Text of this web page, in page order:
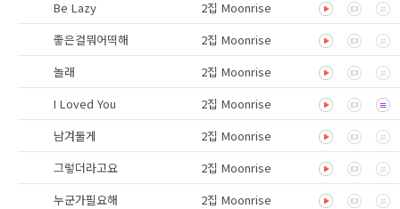
Be Lazy
2집 Moonrise
좋은걸뭐어떡해
2집 Moonrise
놀래
2집 Moonrise
I Loved You
2집 Moonrise
남겨둘게
2집 Moonrise
그렇더라고요
2집 Moonrise
누군가필요해
2집 Moonrise